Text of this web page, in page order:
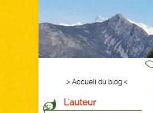
> Accueil du blog <
L'auteur